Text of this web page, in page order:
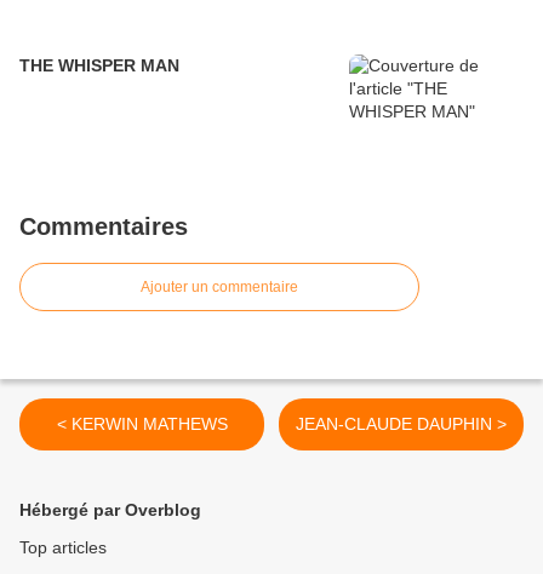
THE WHISPER MAN
Commentaires
Ajouter un commentaire
< KERWIN MATHEWS JEAN-CLAUDE DAUPHIN >
Hébergé par Overblog
Top articles